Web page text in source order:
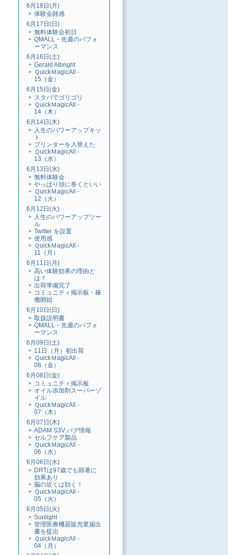
6月18日(月)
体験会雑感
6月17日(日)
無料体験会初日
QMALL・先週のパフォ
ーマンス
6月16日(土)
Gerald Albright
ＱuickＭagicAll -
15（金）
6月15日(金)
スタバでゴリゴリ
ＱuickＭagicAll -
14（木）
6月14日(木)
人生のパワーアップキッ
ト
プリンターを入替えた
ＱuickＭagicAll -
13（水）
6月13日(水)
無料体験会
やっぱり頭に巻くといい
ＱuickＭagicAll -
12（火）
6月12日(火)
人生のパワーアップツー
ル
Twitter を設置
使用感
ＱuickＭagicAll -
11（月）
6月11日(月)
高い体験効果の理由と
は？
出荷準備完了
コミュニティ掲示板・稼
働開始
6月10日(日)
取扱説明書
QMALL・先週のパフォ
ーマンス
6月09日(土)
11日（月）初出荷
ＱuickＭagicAll -
08（金）
6月08日(金)
コミュニティ掲示板
オイル添加剤スーパーゾ
イル
ＱuickＭagicAll -
07（木）
6月07日(木)
ADAM S3V バグ情報
セルフケア製品
ＱuickＭagicAll -
06（水）
6月06日(水)
DRTは97歳でも顕著に
効果あり
脳の近くは効く！
ＱuickＭagicAll -
05（火）
6月05日(火)
Sunlight
管理医療機器販売業届出
書を提出
ＱuickＭagicAll -
04（月）